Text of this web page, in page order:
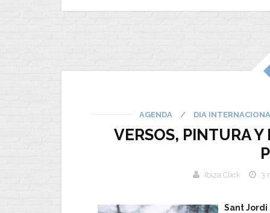
AGENDA / DIA
VERSOS, PINTURA
Ibiza Click 3
Sant Jordi